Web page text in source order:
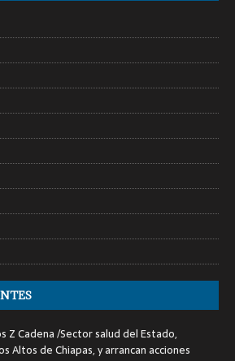
Z Cadena /Sector salud del Estado,
Altos de Chiapas, y arrancan acciones